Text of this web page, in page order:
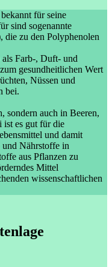
für seine
sind sogenannte
die zu den Polyphenolen
Farb-, Duft- und
gesundheitlichen Wert
Nüssen und
bei.
sondern auch in Beeren,
ist es gut für die
und damit
und Nährstoffe in
aus Pflanzen zu
Mittel
wissenschaftlichen